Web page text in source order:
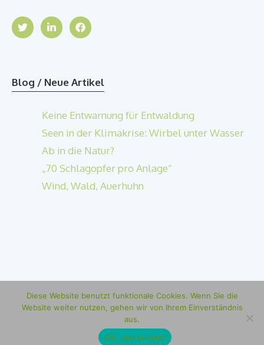
Blog / Neue Artikel
Keine Entwarnung für Entwaldung
Seen in der Klimakrise: Wirbel unter Wasser
Ab in die Natur?
„70 Schlagopfer pro Anlage“
Wind, Wald, Auerhuhn
Datenschutzerklärung Impressum
© 2026 Ulrike Fokken
Diese Website benutzt funktionale Cookies. Wenn Sie die
Website weiter nutzen, gehen wir von Ihrem Einverständnis
aus.
OK, verstanden!